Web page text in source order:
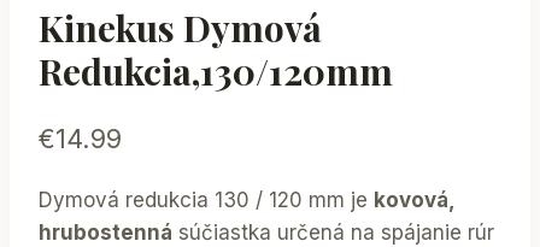
Kinekus Dymová
Redukcia,130/120mm
€14.99
Dymová redukcia 130 / 120 mm je kovová,
hrubostenná súčiastka určená na spájanie rúr